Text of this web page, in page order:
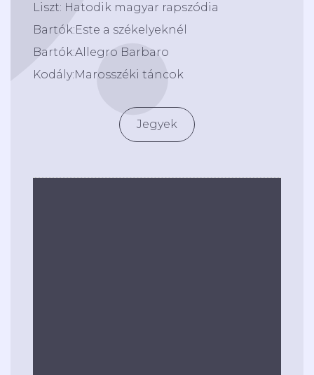
Liszt: Hatodik magyar rapszódia
Bartók:Este a székelyeknél
Bartók:Allegro Barbaro
Kodály:Marosszéki táncok
Jegyek